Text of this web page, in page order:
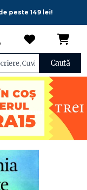
peste 149 lei!
Caută